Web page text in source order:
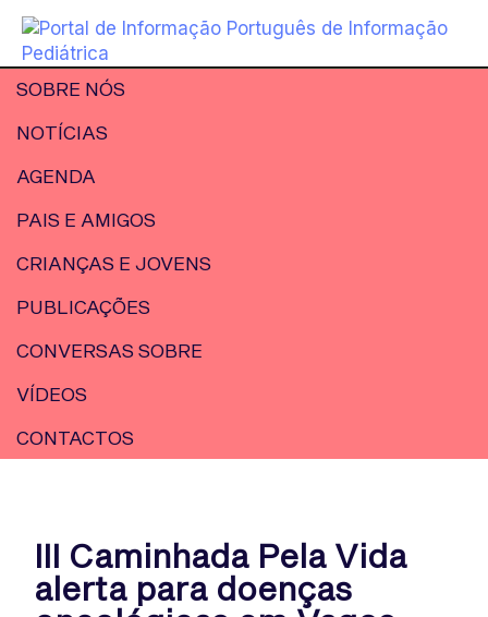
SOBRE NÓS
NOTÍCIAS
AGENDA
PAIS E AMIGOS
CRIANÇAS E JOVENS
PUBLICAÇÕES
CONVERSAS SOBRE
VÍDEOS
CONTACTOS
III Caminhada Pela Vida
alerta para doenças